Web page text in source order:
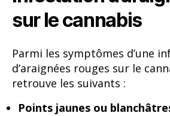
sur le cannabis
Parmi les symptômes d’une
d’araignées rouges sur le
retrouve les suivants :
Points jaunes ou